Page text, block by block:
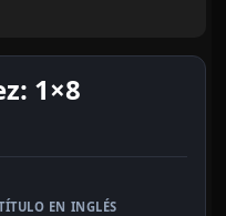
1×8
EN INGLÉS